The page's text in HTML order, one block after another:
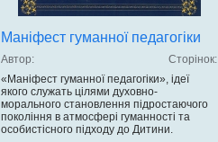
Маніфест гуманної педагогіки
Автор:
Сторінок:
«Маніфест гуманної педагогіки», ідеї
якого служать цілями духовно-
морального становлення підростаючого
покоління в атмосфері гуманності та
особистісного підходу до Дитини.